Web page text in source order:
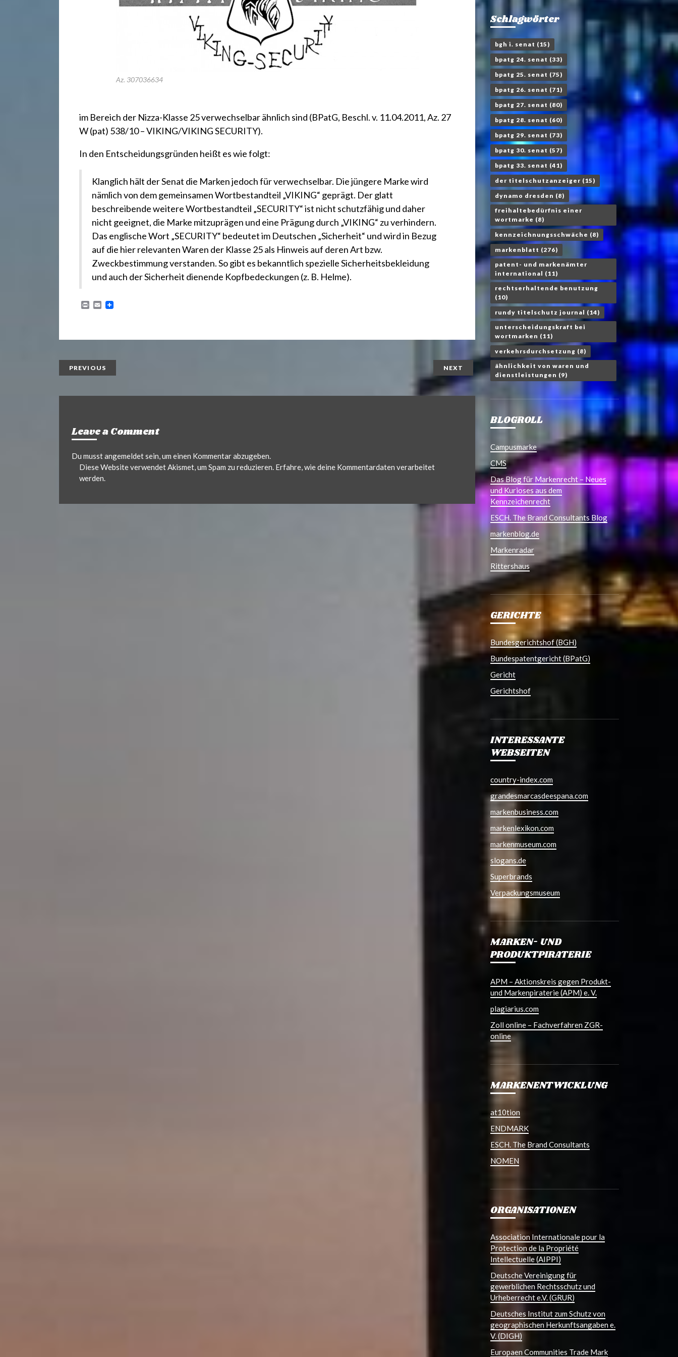
Az. 307036634
im Bereich der Nizza-Klasse 25 verwechselbar ähnlich sind (BPatG, Beschl. v. 11.04.2011, Az. 27
W (pat) 538/10 – VIKING/VIKING SECURITY).
In den Entscheidungsgründen heißt es wie folgt:
Klanglich hält der Senat die Marken jedoch für verwechselbar. Die jüngere Marke wird
nämlich von dem gemeinsamen Wortbestandteil „VIKING“ geprägt. Der glatt
beschreibende weitere Wortbestandteil „SECURITY“ ist nicht schutzfähig und daher
nicht geeignet, die Marke mitzuprägen und eine Prägung durch „VIKING“ zu verhindern.
Das englische Wort „SECURITY“ bedeutet im Deutschen „Sicherheit“ und wird in Bezug
auf die hier relevanten Waren der Klasse 25 als Hinweis auf deren Art bzw.
Zweckbestimmung verstanden. So gibt es bekanntlich spezielle Sicherheitsbekleidung
und auch der Sicherheit dienende Kopfbedeckungen (z. B. Helme).
E
PREVIOUS NEXT
Leave a Comment
Du musstangemeldetsein, um einen Kommentar abzugeben.
Diese Website verwendet Akismet, um Spam zu reduzieren. Erfahre, wie deine Kommentardaten verarbeitet
werden.
Schlagwörter
bgh i. senat (15)
bpatg 24. senat (33)
bpatg 25. senat (75)
bpatg 26. senat (71)
bpatg 27. senat (80)
bpatg 28. senat (60)
bpatg 29. senat (73)
bpatg 30. senat (57)
bpatg 33. senat (41)
der titelschutzanzeiger (15)
dynamo dresden (8)
freihaltebedürfnis einer
wortmarke (8)
kennzeichnungsschwäche (8)
markenblatt (276)
patent- und markenämter
international (11)
rechtserhaltende benutzung
(10)
rundy titelschutz journal (14)
unterscheidungskraft bei
wortmarken (11)
verkehrsdurchsetzung (8)
ähnlichkeit von waren und
dienstleistungen (9)
BLOGROLL
Campusmarke
CMS
Das Blog für Markenrecht – Neues
und Kurioses aus dem
Kennzeichenrecht
ESCH. The Brand Consultants Blog
markenblog.de
Markenradar
Rittershaus
GERICHTE
Bundesgerichtshof (BGH)
Bundespatentgericht (BPatG)
Gericht
Gerichtshof
INTERESSANTE
WEBSEITEN
country-index.com
grandesmarcasdeespana.com
markenbusiness.com
markenlexikon.com
markenmuseum.com
slogans.de
Superbrands
Verpackungsmuseum
MARKEN- UND
PRODUKTPIRATERIE
APM – Aktionskreis gegen Produkt-
und Markenpiraterie (APM) e. V.
plagiarius.com
Zoll online – Fachverfahren ZGR-
online
MARKENENTWICKLUNG
at10tion
ENDMARK
ESCH. The Brand Consultants
NOMEN
ORGANISATIONEN
Association Internationale pour la
Protection de la Propriété
Intellectuelle (AIPPI)
Deutsche Vereinigung für
gewerblichen Rechtsschutz und
Urheberrecht e.V. (GRUR)
Deutsches Institut zum Schutz von
geographischen Herkunftsangaben e.
V. (DIGH)
Europaen Communities Trade Mark